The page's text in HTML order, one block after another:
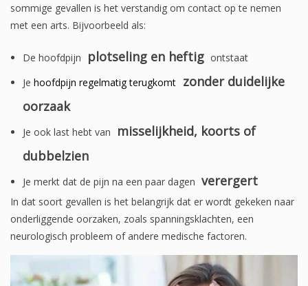
sommige gevallen is het verstandig om contact op te nemen
met een arts. Bijvoorbeeld als:
De hoofdpijn plotseling en heftig ontstaat
Je hoofdpijn regelmatig terugkomt zonder duidelijke
oorzaak
Je ook last hebt van
misselijkheid, koorts of
dubbelzien
Je merkt dat de pijn na een paar dagen verergert
In dat soort gevallen is het belangrijk dat er wordt gekeken naar
onderliggende oorzaken, zoals spanningsklachten, een
neurologisch probleem of andere medische factoren.